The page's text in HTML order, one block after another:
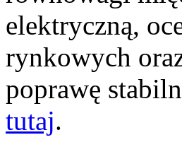
elektryczną,
rynkowych
poprawę
tutaj.